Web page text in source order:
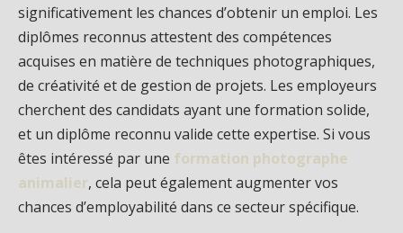
significativement les chances d’obtenir un emploi. Les
diplômes reconnus attestent des compétences
acquises en matière de techniques photographiques,
de créativité et de gestion de projets. Les employeurs
cherchent des candidats ayant une formation solide,
et un diplôme reconnu valide cette expertise. Si vous
êtes intéressé par une formation photographe
animalier, cela peut également augmenter vos
chances d’employabilité dans ce secteur spécifique.